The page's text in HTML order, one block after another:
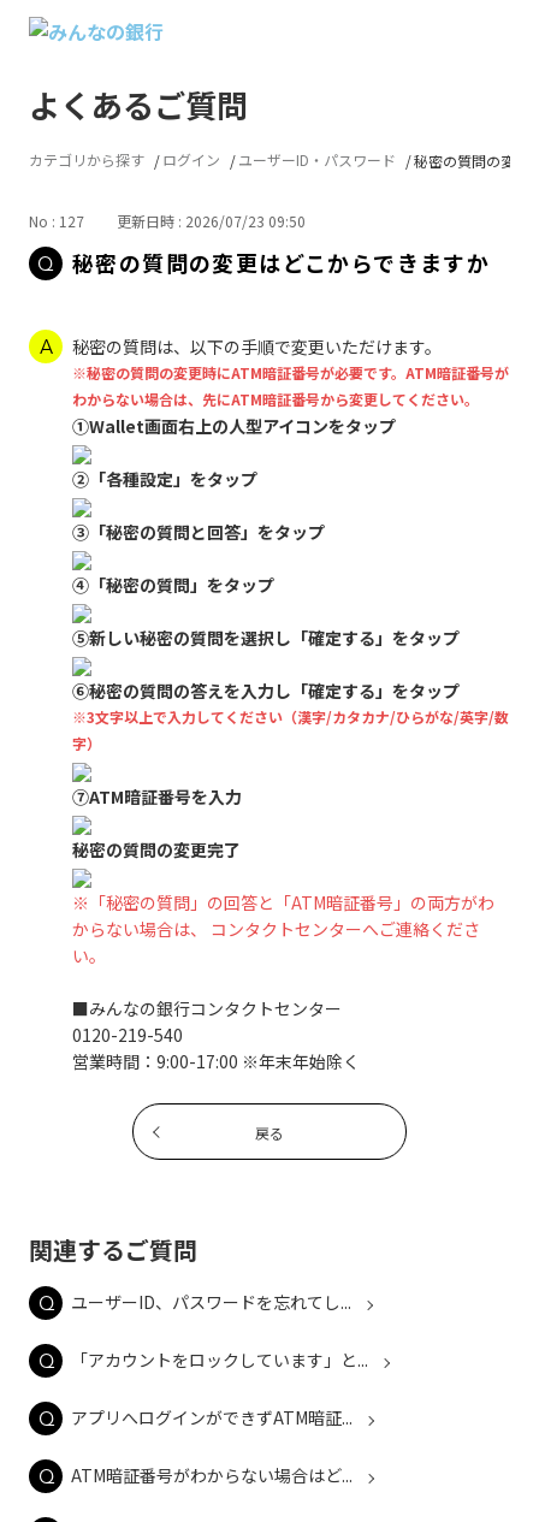
よくあるご質問
カテゴリから探す ログイン ユーザーID・パスワード 秘密の質問の変更
No : 127 更新日時 : 2026/07/23 09:50
秘密の質問の変更はどこからできますか
秘密の質問は、以下の手順で変更いただけます。
※秘密の質問の変更時にATM暗証番号が必要です。ATM暗証番号が
わからない場合は、先にATM暗証番号から変更してください。
①Wallet画面右上の人型アイコンをタップ
②「各種設定」をタップ
③「秘密の質問と回答」をタップ
④「秘密の質問」をタップ
⑤新しい秘密の質問を選択し「確定する」をタップ
⑥秘密の質問の答えを入力し「確定する」をタップ
※3文字以上で入力してください（漢字/カタカナ/ひらがな/英字/数
字）
⑦ATM暗証番号を入力
秘密の質問の変更完了
※「秘密の質問」の回答と「ATM暗証番号」の両方がわ
からない場合は、 コンタクトセンターへご連絡くださ
い。
■みんなの銀行コンタクトセンター
0120-219-540
営業時間：9:00-17:00 ※年末年始除く
戻る
関連するご質問
ユーザーID、パスワードを忘れてし...
「アカウントをロックしています」と...
アプリへログインができずATM暗証...
ATM暗証番号がわからない場合はど...